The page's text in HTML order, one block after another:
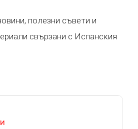
полезни съвети и
свързани с Испанския